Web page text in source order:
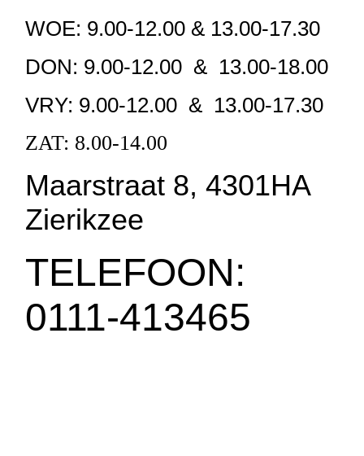
WOE: 9.00-12.00 & 13.00-17.30
DON: 9.00-12.00 & 13.00-18.00
VRY: 9.00-12.00 & 13.00-17.30
ZAT: 8.00-14.00
Maarstraat 8, 4301HA
Zierikzee
TELEFOON:
0111-413465